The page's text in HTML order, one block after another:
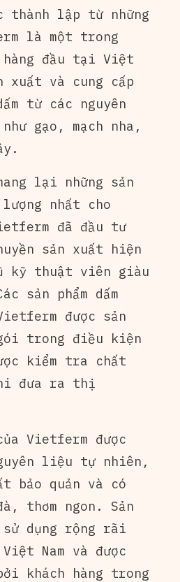
thành lập từ những
là một trong
hàng đầu tại Việt
xuất và cung cấp
từ các nguyên
gạo, mạch nha,
lại những sản
lượng nhất cho
đã đầu tư
sản xuất hiện
kỹ thuật viên giàu
sản phẩm dấm
được sản
trong điều kiện
kiểm tra chất
đưa ra thị
Vietferm được
liệu tự nhiên,
bảo quản và có
thơm ngon. Sản
sử dụng rộng rãi
Nam và được
khách hàng trong